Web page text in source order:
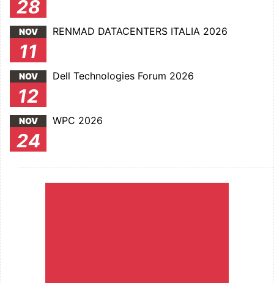
28
NOV
11
RENMAD DATACENTERS ITALIA 2026
NOV
12
Dell Technologies Forum 2026
NOV
24
WPC 2026